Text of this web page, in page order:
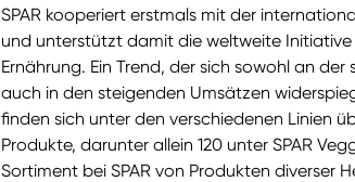
SPAR kooperiert erstmals mit der
und unterstützt damit die weltweite
Ernährung. Ein Trend, der sich sowohl an
auch in den steigenden Umsätzen
finden sich unter den verschiedenen Linien
Produkte, darunter allein 120 unter SPAR
Sortiment bei SPAR von Produkten diverser